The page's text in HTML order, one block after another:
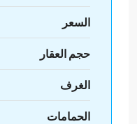
السعر
حجم العقار
الغرف
الحمامات